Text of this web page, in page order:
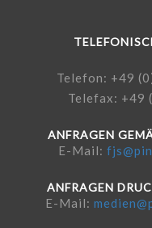
Telefon: +49
Telefax: +49
ANFRAGEN
E-Mail:
ANFRAGEN
E-Mail: